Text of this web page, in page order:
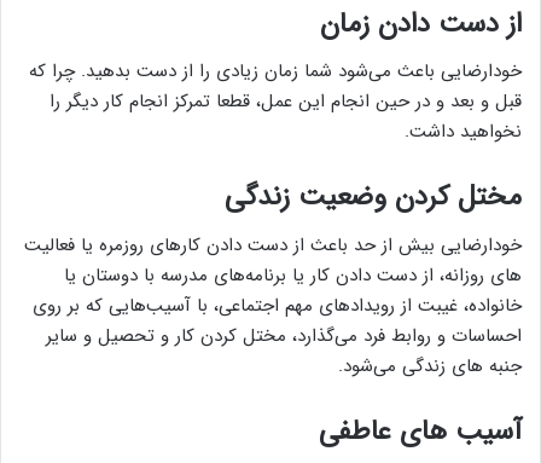
از دست دادن زمان
خودارضایی باعث می‌شود شما زمان زیادی را از دست بدهید. چرا که
قبل و بعد و در حین انجام این عمل، قطعا تمرکز انجام کار دیگر را
نخواهید داشت.
مختل کردن وضعیت زندگی
خودارضایی بیش از حد باعث از دست دادن کارهای روزمره یا فعالیت
های روزانه، از دست دادن کار یا برنامه‌های مدرسه با دوستان یا
خانواده، غیبت از رویدادهای مهم اجتماعی، با آسیب‌هایی که بر روی
احساسات و روابط فرد می‌گذارد، مختل کردن کار و تحصیل و سایر
جنبه های زندگی می‌شود.
آسیب های عاطفی